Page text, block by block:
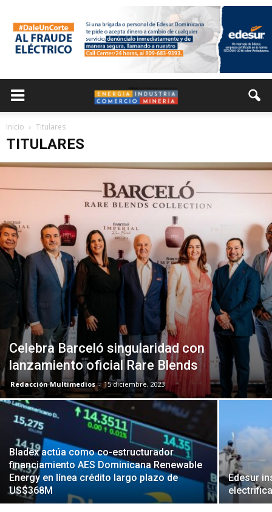
Inicio Titulares
TITULARES
Celebra Barceló singularidad con
lanzamiento oficial Rare Blends
Redacción Multimedios - 15 diciembre, 2023
Bladex actúa como co-estructurador
financiamiento AES Dominicana Renewable
Energy en línea crédito largo plazo de
US$368M
Edesur